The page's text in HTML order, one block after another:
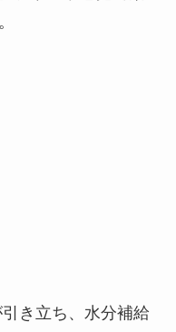
き立ち、水分補給